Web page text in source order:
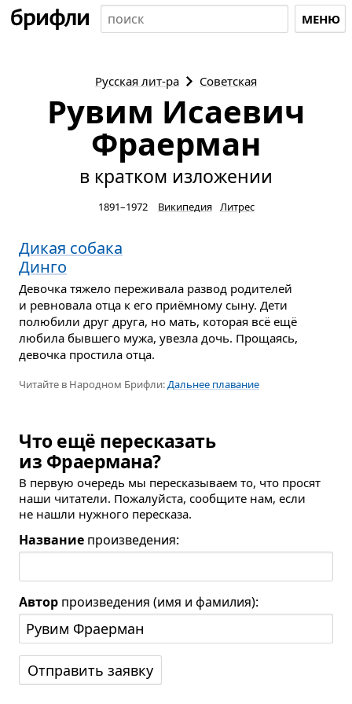
МЕНЮ
Русская лит-ра Советская
Рувим Исаевич
Фраерман
в кратком изложении
1891–1972 Википедия Литрес
Дикая собака
Динго
Девочка тяжело переживала развод родителей
и ревновала отца к его приёмному сыну. Дети
полюбили друг друга, но мать, которая всё ещё
любила бывшего мужа, увезла дочь. Прощаясь,
девочка простила отца.
Читайте в Народном Брифли:Дальнее плавание
Что ещё пересказать
из Фраермана?
В первую очередь мы пересказываем то, что просят
наши читатели. Пожалуйста, сообщите нам, если
не нашли нужного пересказа.
Название произведения:
Автор произведения (имя и фамилия):